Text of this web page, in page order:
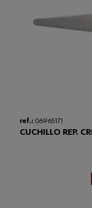
ref.: 06965171
CUCHILLO REP.